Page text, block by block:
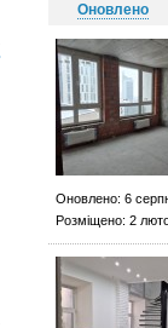
Оновлено
Оновлено: 6
Розміщено: 2